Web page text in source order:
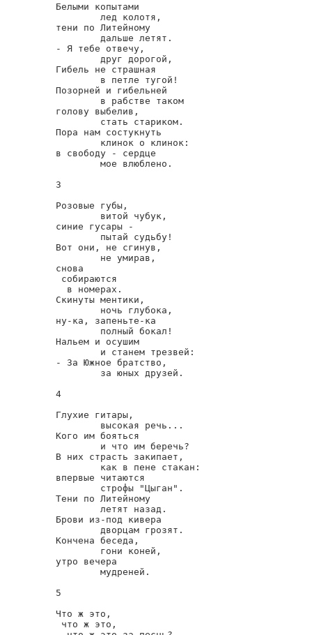
Белыми копытами
        лед колотя,
тени по Литейному
        дальше летят.
- Я тебе отвечу,
        друг дорогой,
Гибель не страшная
        в петле тугой!
Позорней и гибельней
        в рабстве таком
голову выбелив,
        стать стариком.
Пора нам состукнуть
        клинок о клинок:
в свободу - сердце
        мое влюблено.
3
Розовые губы,
        витой чубук,
синие гусары -
        пытай судьбу!
Вот они, не сгинув,
        не умирав,
снова
собираются
  в номерах.
Скинуты ментики,
        ночь глубока,
ну-ка, запеньте-ка
        полный бокал!
Нальем и осушим
        и станем трезвей:
- За Южное братство,
        за юных друзей.
4
Глухие гитары,
        высокая речь...
Кого им бояться
        и что им беречь?
В них страсть закипает,
        как в пене стакан:
впервые читаются
        строфы "Цыган".
Тени по Литейному
        летят назад.
Брови из-под кивера
        дворцам грозят.
Кончена беседа,
        гони коней,
утро вечера
        мудреней.
5
Что ж это,
что ж это,